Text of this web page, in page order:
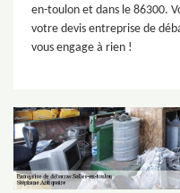
en-toulon et dans le 86300.
votre devis entreprise de
vous engage à rien !